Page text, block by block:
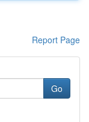
Report Page
Go